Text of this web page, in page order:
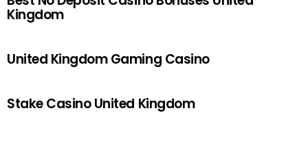
Kingdom
United Kingdom Gaming Casino
Stake Casino United Kingdom